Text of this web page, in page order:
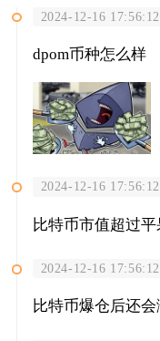
2024-12-16 17:56:12
dpom币种怎么样
2024-12-16 17:56:12
比特币市值超过
2024-12-16 17:56:12
比特币爆仓后还